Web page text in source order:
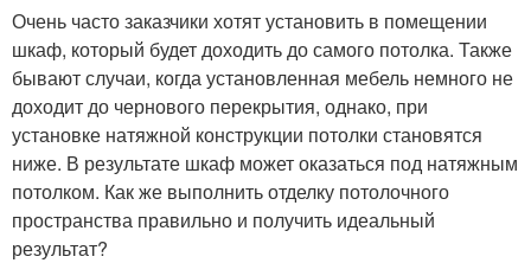
Очень часто заказчики хотят установить в помещении
шкаф, который будет доходить до самого потолка. Также
бывают случаи, когда установленная мебель немного не
доходит до чернового перекрытия, однако, при
установке натяжной конструкции потолки становятся
ниже. В результате шкаф может оказаться под натяжным
потолком. Как же выполнить отделку потолочного
пространства правильно и получить идеальный
результат?